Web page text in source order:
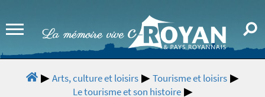
Arts, culture et loisirs
Tourisme et loisirs
Le tourisme et son histoire